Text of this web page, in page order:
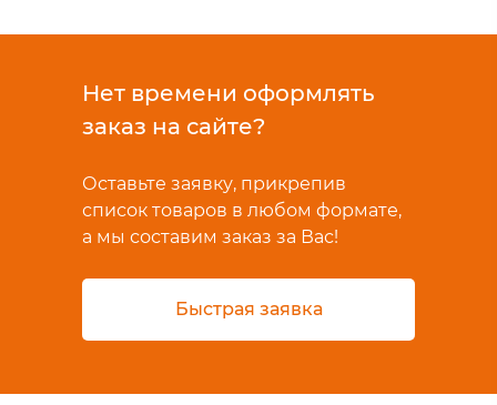
Нет времени оформлять
заказ на сайте?
Оставьте заявку, прикрепив
список товаров в любом формате,
а мы составим заказ за Вас!
Быстрая заявка